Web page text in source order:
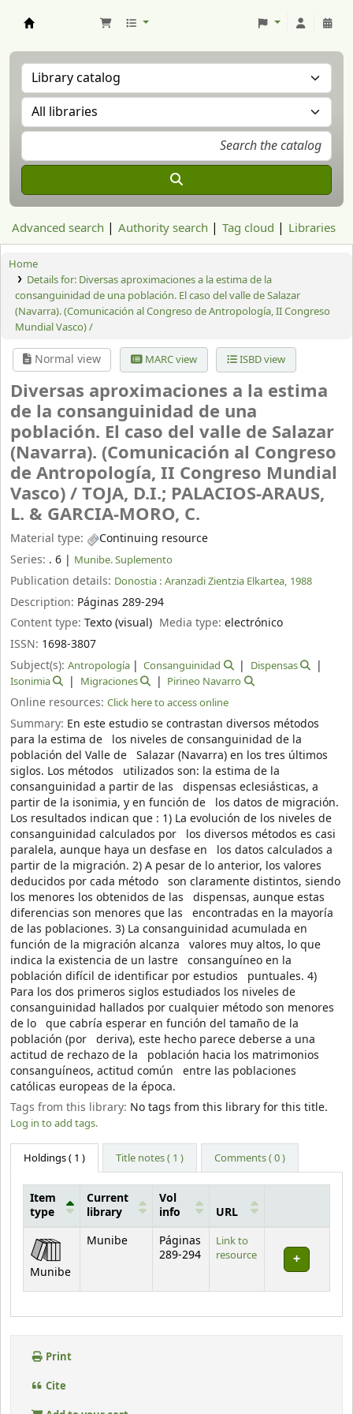
Advanced search Authority search Tag cloud Libraries
Home
Details for: Diversas aproximaciones a la estima de la
consanguinidad de una población. El caso del valle de Salazar
(Navarra). (Comunicación al Congreso de Antropología, II Congreso
Mundial Vasco) /
Normal view MARC view ISBD view
Diversas aproximaciones a la estima
de la consanguinidad de una
población. El caso del valle de Salazar
(Navarra). (Comunicación al Congreso
de Antropología, II Congreso Mundial
Vasco) /TOJA, D.I.; PALACIOS-ARAUS,
L. & GARCIA-MORO, C.
Material type:
Continuing resource
Series: . 6 | Munibe. Suplemento
Publication details: Donostia : Aranzadi Zientzia Elkartea, 1988
Description: Páginas 289-294
Content type: Texto (visual) Media type:electrónico
ISSN: 1698-3807
Subject(s): Antropología Consanguinidad
Dispensas
Isonimia
Migraciones Pirineo Navarro
Online resources: Click here to access online
Summary: En este estudio se contrastan diversos métodos
para la estima de los niveles de consanguinidad de la
población del Valle de Salazar (Navarra) en los tres últimos
siglos. Los métodos utilizados son: la estima de la
consanguinidad a partir de las dispensas eclesiásticas, a
partir de la isonimia, y en función de los datos de migración.
Los resultados indican que : 1) La evolución de los niveles de
consanguinidad calculados por los diversos métodos es casi
paralela, aunque haya un desfase en los datos calculados a
partir de la migración. 2) A pesar de lo anterior, los valores
deducidos por cada método son claramente distintos, siendo
los menores los obtenidos de las dispensas, aunque estas
diferencias son menores que las encontradas en la mayoría
de las poblaciones. 3) La consanguinidad acumulada en
función de la migración alcanza valores muy altos, lo que
indica la existencia de un lastre consanguíneo en la
población difícil de identificar por estudios puntuales. 4)
Para los dos primeros siglos estudiados los niveles de
consanguinidad hallados por cualquier método son menores
de lo que cabría esperar en función del tamaño de la
población (por deriva), este hecho parece deberse a una
actitud de rechazo de la población hacia los matrimonios
consanguíneos, actitud común entre las poblaciones
católicas europeas de la época.
Tags from this library: No tags from this library for this title.
Log in to add tags.
Holdings( 1 ) Title notes ( 1 ) Comments ( 0 )
Holdings
Item
type
Current
library
Vol
info
URL
Munibe
Munibe
Páginas
289-294
Link to
resource
Print
Cite